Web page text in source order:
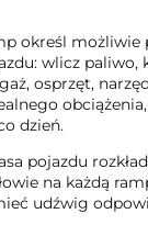
określ możliwie
wlicz paliwo,
osprzęt,
dzień.
pojazdu
na każdą
udźwig